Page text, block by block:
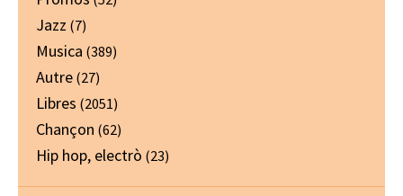
Jazz (7)
Musica (389)
Autre (27)
Libres (2051)
Chançon (62)
Hip hop, electrò (23)